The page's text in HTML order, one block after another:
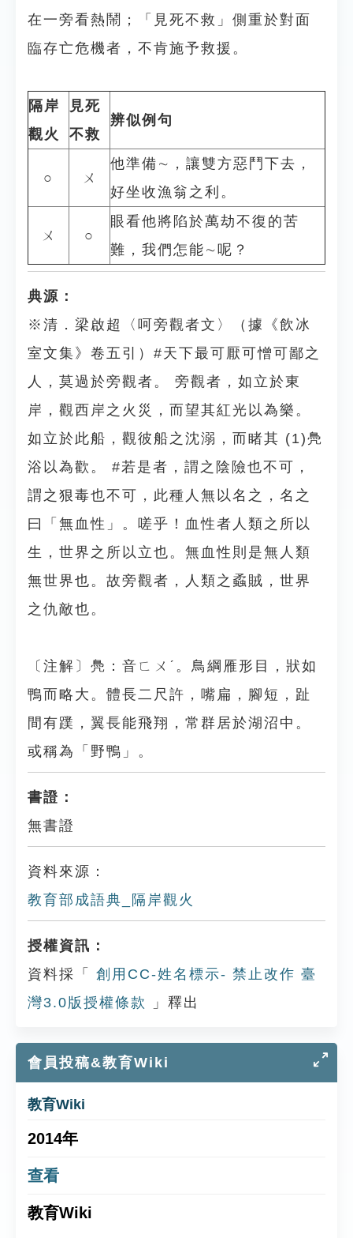
在一旁看熱鬧；「見死不救」側重於對面
臨存亡危機者，不肯施予救援。
隔岸
觀火
見死
不救
辨似例句
○ ㄨ
他準備∼，讓雙方惡鬥下去，
好坐收漁翁之利。
ㄨ ○
眼看他將陷於萬劫不復的苦
難，我們怎能∼呢？
典源：
※清．梁啟超〈呵旁觀者文〉（據《飲冰
室文集》卷五引）#天下最可厭可憎可鄙之
人，莫過於旁觀者。 旁觀者，如立於東
岸，觀西岸之火災，而望其紅光以為樂。
如立於此船，觀彼船之沈溺，而睹其 (1)鳧
浴以為歡。 #若是者，謂之陰險也不可，
謂之狠毒也不可，此種人無以名之，名之
曰「無血性」。嗟乎！血性者人類之所以
生，世界之所以立也。無血性則是無人類
無世界也。故旁觀者，人類之蟊賊，世界
之仇敵也。
〔注解〕鳧：音ㄈㄨˊ。鳥綱雁形目，狀如
鴨而略大。體長二尺許，嘴扁，腳短，趾
間有蹼，翼長能飛翔，常群居於湖沼中。
或稱為「野鴨」。
書證：
無書證
資料來源：
教育部成語典_隔岸觀火
授權資訊：
資料採「
創用CC-姓名標示- 禁止改作 臺
灣3.0版授權條款
」釋出
會員投稿&教育Wiki
教育Wiki
2014年
查看
教育Wiki